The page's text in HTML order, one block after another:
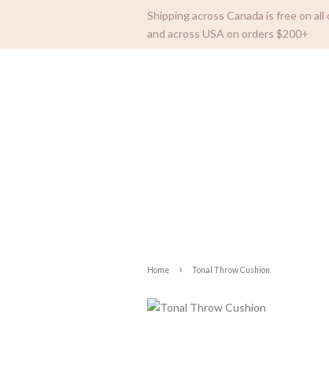
Shipping across Canada is free on
and across USA on orders $200+
Home › Tonal Throw Cushion